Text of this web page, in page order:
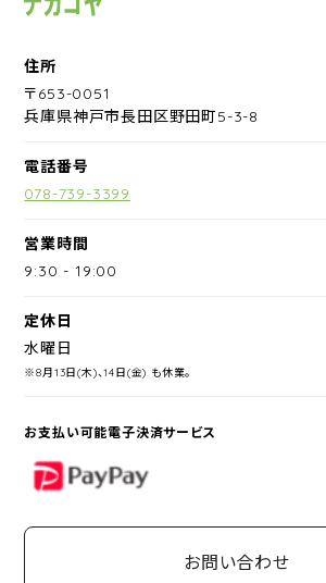
住所
〒653-0051
兵庫県神戸市長田区野田町5-3-8
電話番号
078-739-3399
営業時間
9:30 -19:00
定休日
水曜日
※8月13日(木)、14日(金) も休業。
お支払い可能電子決済サービス
PayPay
お問い合わせ